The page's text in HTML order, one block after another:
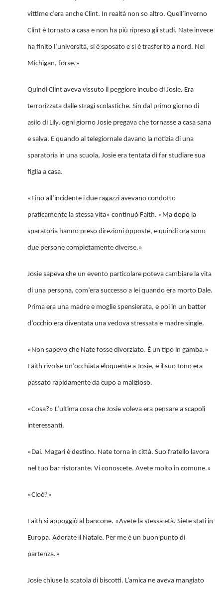
vittime c’era anche Clint. In realtà non so altro. Quell’inverno
Clint è tornato a casa e non ha più ripreso gli studi. Nate invece
ha finito l’università, si è sposato e si è trasferito a nord. Nel
Michigan, forse.»
Quindi Clint aveva vissuto il peggiore incubo di Josie. Era
terrorizzata dalle stragi scolastiche. Sin dal primo giorno di
asilo di Lily, ogni giorno Josie pregava che tornasse a casa sana
e salva. E quando al telegiornale davano la notizia di una
sparatoria in una scuola, Josie era tentata di far studiare sua
figlia a casa.
«Fino all’incidente i due ragazzi avevano condotto
praticamente la stessa vita» continuò Faith. «Ma dopo la
sparatoria hanno preso direzioni opposte, e quindi ora sono
due persone completamente diverse.»
Josie sapeva che un evento particolare poteva cambiare la vita
di una persona, com’era successo a lei quando era morto Dale.
Prima era una madre e moglie spensierata, e poi in un batter
d’occhio era diventata una vedova stressata e madre single.
«Non sapevo che Nate fosse divorziato. È un tipo in gamba.»
Faith rivolse un’occhiata eloquente a Josie, e il suo tono era
passato rapidamente da cupo a malizioso.
«Cosa?» L’ultima cosa che Josie voleva era pensare a scapoli
interessanti.
«Dai. Magari è destino. Nate torna in città. Suo fratello lavora
nel tuo bar ristorante. Vi conoscete. Avete molto in comune.»
«Cioè?»
Faith si appoggiò al bancone. «Avete la stessa età. Siete stati in
Europa. Adorate il Natale. Per me è un buon punto di
partenza.»
Josie chiuse la scatola di biscotti. L’amica ne aveva mangiato